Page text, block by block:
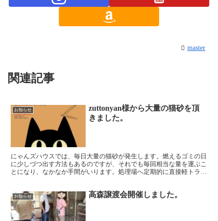
master
関連記事
お知らせ
zuttonyan様から大量の猫砂を頂
きました。
にゃんズハウスでは、毎日大量の猫砂が発生します。燃えるゴミの日
に少しづつ出す方法もあるのですが、それでも毎回相当な量を運ぶこ
とになり、なかなか手間がいります。処理場へ定期的に直接軽トラッ
お知らせ 高森譲渡会開催しました。